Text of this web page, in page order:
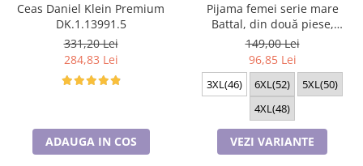
Ceas Daniel Klein Premium
DK.1.13991.5
331,20 Lei
284,83 Lei
ADAUGA IN COS
Pijama femei serie mare
Battal, din două piese,
bumbac , Lux PIJ32974
149,00 Lei
96,85 Lei
3XL(46) 6XL(52)
5XL(50)
4XL(48)
VEZI VARIANTE